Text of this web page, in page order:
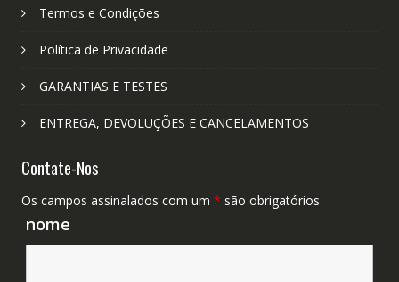
Termos e Condições
Política de Privacidade
GARANTIAS E TESTES
ENTREGA, DEVOLUÇÕES E CANCELAMENTOS
Contate-Nos
Os campos assinalados com um * são obrigatórios
nome